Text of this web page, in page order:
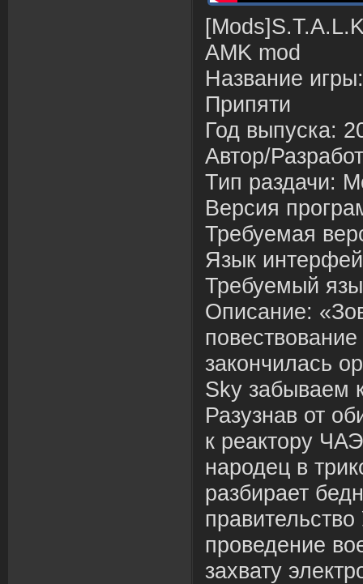
AMK mod
Название
Припяти
Год выпуска:
Автор/
Тип раздачи:
Версия
Требуемая
Язык
Требуемый
Описание:
закончилась
Sky забываем
Разузнав от
к реактору
народец в
разбирает
проведение
захвату